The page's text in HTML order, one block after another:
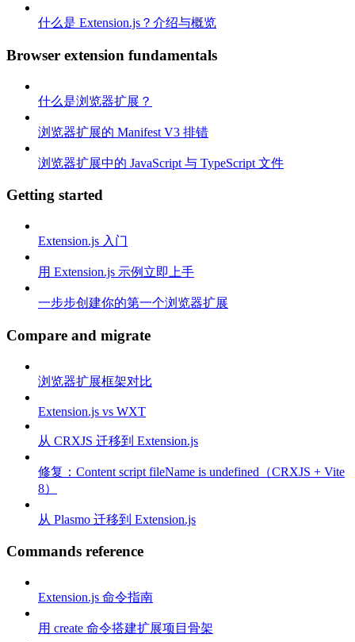
什么是 Extension.js？介绍与概览
Browser extension fundamentals
什么是浏览器扩展？
浏览器扩展的 Manifest V3 排错
浏览器扩展中的 JavaScript 与 TypeScript 文件
Getting started
Extension.js 入门
用 Extension.js 示例立即上手
一步步创建你的第一个浏览器扩展
Compare and migrate
浏览器扩展框架对比
Extension.js vs WXT
从 CRXJS 迁移到 Extension.js
修复：Content script fileName is undefined（CRXJS + Vite
8）
从 Plasmo 迁移到 Extension.js
Commands reference
Extension.js 命令指南
用 create 命令搭建扩展项目骨架